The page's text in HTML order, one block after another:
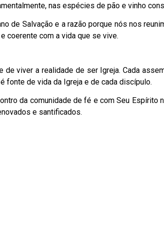
nas espécies de pão e vinho
de Salvação e a razão porque nós nos
coerente com a vida que se vive.
viver a realidade de ser Igreja. Cada
fonte de vida da Igreja e de cada discípulo.
da comunidade de fé e com Seu Espírito
e santificados.